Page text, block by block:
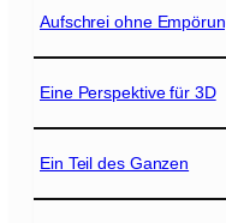
Aufschrei ohne
Eine Perspektive für 3D
Ein Teil des Ganzen